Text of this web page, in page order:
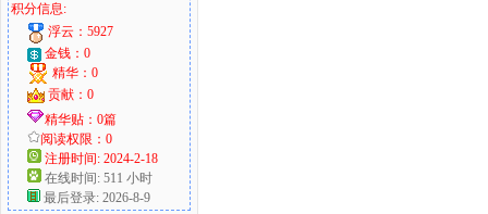
积分信息:
浮云：5927
金钱：0
精华：0
贡献：0
精华贴：0篇
阅读权限：0
注册时间: 2024-2-18
在线时间: 511 小时
最后登录: 2026-8-9